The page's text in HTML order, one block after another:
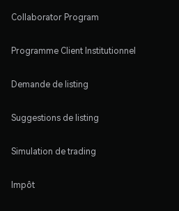
Collaborator Program
Programme Client Institutionnel
Demande de listing
Suggestions de listing
Simulation de trading
Impôt